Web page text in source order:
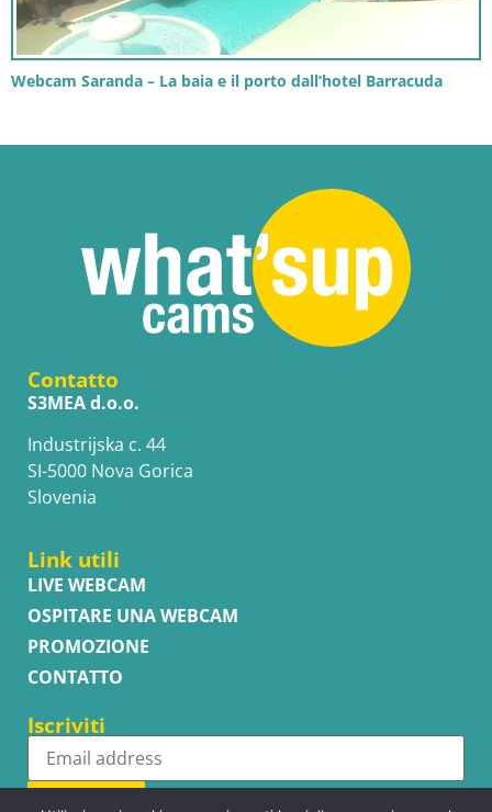
Webcam Saranda – La baia e il porto dall’hotel Barracuda
Contatto
S3MEA d.o.o.
Industrijska c. 44
SI-5000 Nova Gorica
Slovenia
Link utili
LIVE WEBCAM
OSPITARE UNA WEBCAM
PROMOZIONE
CONTATTO
Iscriviti
Subscribe